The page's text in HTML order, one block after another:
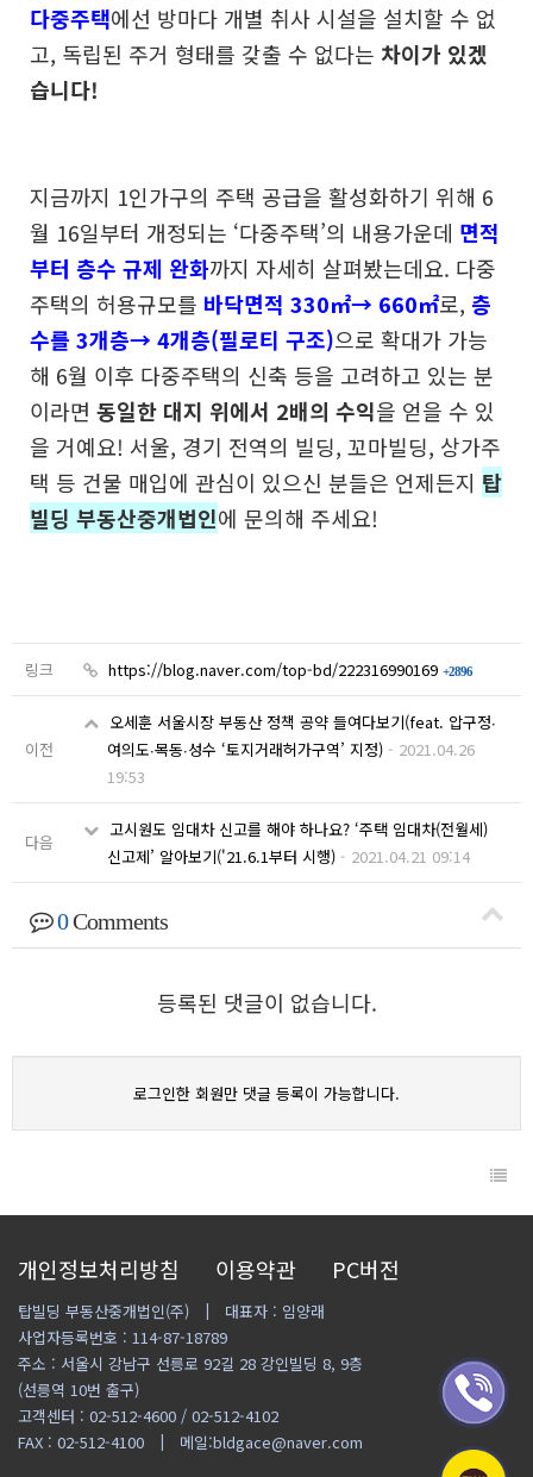
다중주택에선 방마다 개별 취사 시설을 설치할 수 없
고, 독립된 주거 형태를 갖출 수 없다는 차이가 있겠
습니다!
지금까지 1인가구의 주택 공급을 활성화하기 위해 6
월 16일부터 개정되는 ‘다중주택’의 내용가운데 면적
부터 층수 규제 완화까지 자세히 살펴봤는데요. 다중
주택의 허용규모를 바닥면적 330㎡→ 660㎡로, 층
수를 3개층→ 4개층(필로티 구조)으로 확대가 가능
해 6월 이후 다중주택의 신축 등을 고려하고 있는 분
이라면 동일한 대지 위에서 2배의 수익을 얻을 수 있
을 거예요! 서울, 경기 전역의 빌딩, 꼬마빌딩, 상가주
택 등 건물 매입에 관심이 있으신 분들은 언제든지 탑
빌딩 부동산중개법인에 문의해 주세요!
링크 https://blog.naver.com/top-bd/222316990169 +2896
이전
오세훈 서울시장 부동산 정책 공약 들여다보기(feat. 압구정∙
여의도∙목동∙성수 ‘토지거래허가구역’ 지정) - 2021.04.26
19:53
다음
고시원도 임대차 신고를 해야 하나요? ‘주택 임대차(전월세)
신고제’ 알아보기('21.6.1부터 시행) - 2021.04.21 09:14
0Comments
등록된 댓글이 없습니다.
로그인한 회원만 댓글 등록이 가능합니다.
개인정보처리방침 이용약관 PC버전
탑빌딩 부동산중개법인(주)
대표자 : 임양래
사업자등록번호 : 114-87-18789
주소 : 서울시 강남구 선릉로 92길 28 강인빌딩 8, 9층
(선릉역 10번 출구)
고객센터 : 02-512-4600 / 02-512-4102
FAX : 02-512-4100
메일:bldgace@naver.com